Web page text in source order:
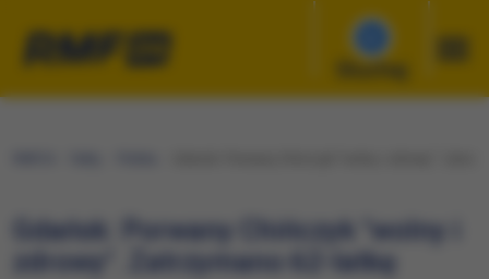
Słuchaj
Gdańsk: Porwany Chińczyk "wolny i
zdrowy". Zatrzymano 62-latkę